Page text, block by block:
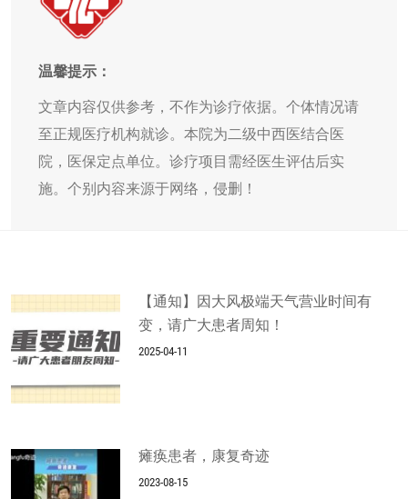
温馨提示：
文章内容仅供参考，不作为诊疗依据。个体情况请
至正规医疗机构就诊。本院为二级中西医结合医
院，医保定点单位。诊疗项目需经医生评估后实
施。个别内容来源于网络，侵删！
【通知】因大风极端天气营业时间有
变，请广大患者周知！
2025-04-11
瘫痪患者，康复奇迹
2023-08-15